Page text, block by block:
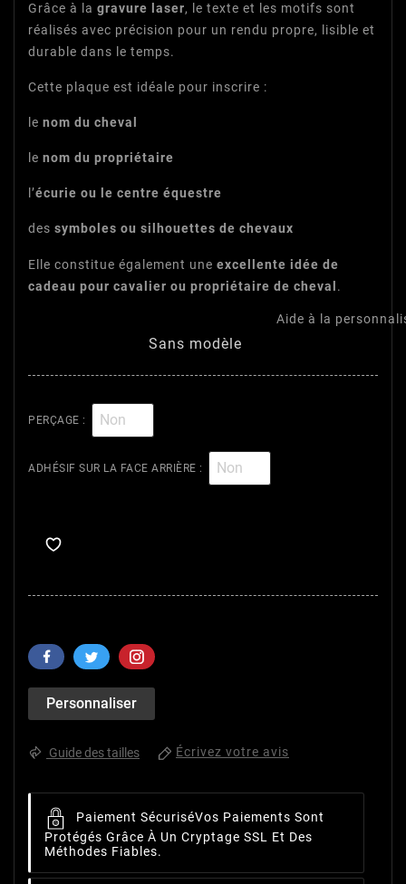
Grâce à la gravure laser, le texte et les motifs sont
réalisés avec précision pour un rendu propre, lisible et
durable dans le temps.
Cette plaque est idéale pour inscrire :
le nom du cheval
le nom du propriétaire
l’écurie ou le centre équestre
des symboles ou silhouettes de chevaux
Elle constitue également une excellente idée de
cadeau pour cavalier ou propriétaire de cheval .
Aide à la
Sans modèle
PERÇAGE :
ADHÉSIF SUR LA FACE ARRIÈRE :
Personnaliser
Guide des tailles Écrivez votre avis
Paiement SécuriséVos Paiements Sont
Protégés Grâce À Un Cryptage SSL Et Des
Méthodes Fiables.